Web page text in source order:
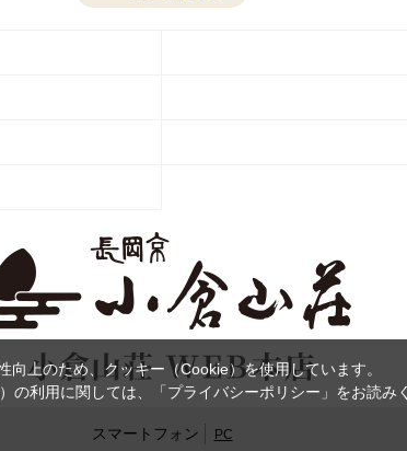
PC
スマートフォン
向上のため、クッキー（Cookie）を使用しています。
の利用に関しては、
「プライバシーポリシー」 をお読み